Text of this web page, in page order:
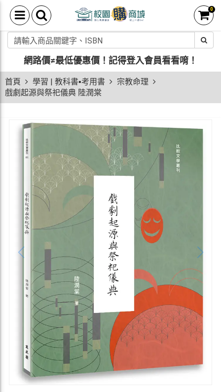
0
網路價≠最低優惠價！ 記得登入會員看看唷！
首頁 學習 | 教科書▪考用書
宗教命理
戲劇起源與祭祀儀典 陸潤棠